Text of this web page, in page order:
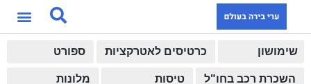
שימושון כרטיסים לאטרקציות ספורט
השכרת רכב בחו"ל טיסות מלונות